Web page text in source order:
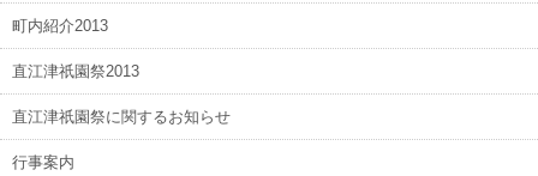
町内紹介2013
直江津祇園祭2013
直江津祇園祭に関するお知らせ
行事案内